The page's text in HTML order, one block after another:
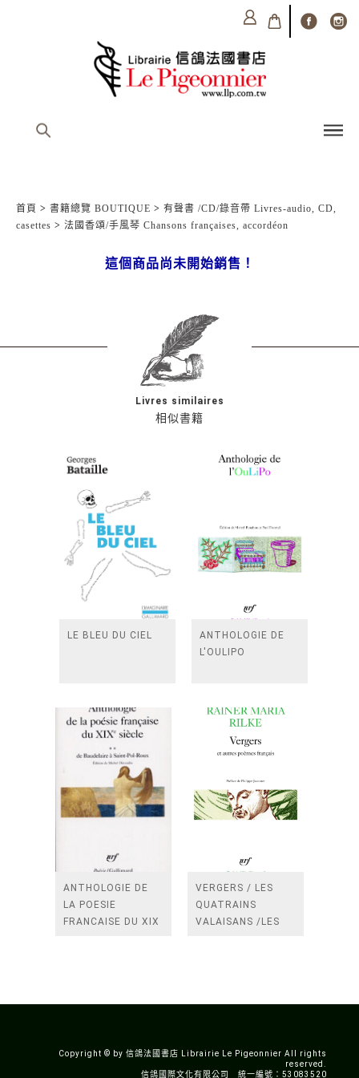
首頁 > 書籍總覽 BOUTIQUE > 有聲書 /CD/錄音帶 Livres-audio, CD,
casettes > 法國香頌/手風琴 Chansons françaises, accordéon
這個商品尚未開始銷售！
相似書籍
Livres similaires
LE BLEU DU CIEL
ANTHOLOGIE DE
L'OULIPO
ANTHOLOGIE DE
LA POESIE
FRANCAISE DU XIX
VERGERS / LES
QUATRAINS
VALAISANS /LES
Copyright © by 信鴿法國書店 Librairie Le Pigeonnier All rights
reserved.
信鴿國際文化有限公司 統一編號：53083520